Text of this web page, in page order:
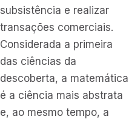
subsistência e realizar
transações comerciais.
Considerada a primeira
das ciências da
descoberta, a matemática
é a ciência mais abstrata
e, ao mesmo tempo, a